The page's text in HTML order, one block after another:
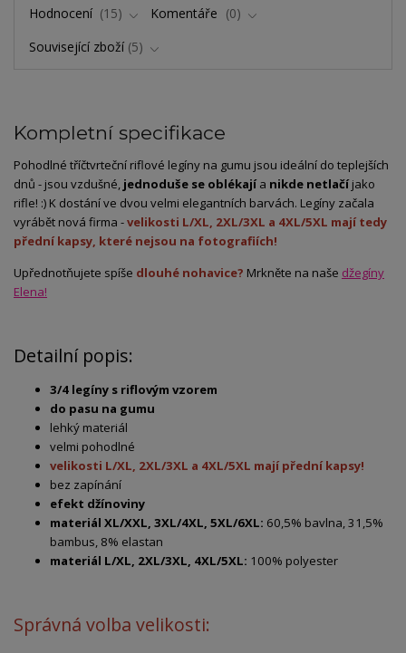
Hodnocení
15 Komentáře
0
Související zboží 5
Kompletní specifikace
Pohodlné tříčtvrteční riflové legíny na gumu jsou ideální do teplejších
dnů - jsou vzdušné, jednoduše se oblékajía nikde netlačíjako
rifle! :) K dostání ve dvou velmi elegantních barvách. Legíny začala
vyrábět nová firma -velikosti L/XL, 2XL/3XL a 4XL/5XL mají tedy
přední kapsy, které nejsou na fotografiích!
Upřednotňujete spíše dlouhé nohavice? Mrkněte na naše džegíny
Elena!
Detailní popis:
3/4 legíny s riflovým vzorem
do pasu na gumu
lehký materiál
velmi pohodlné
velikosti L/XL, 2XL/3XL a 4XL/5XL mají přední kapsy!
bez zapínání
efekt džínoviny
materiál XL/XXL, 3XL/4XL, 5XL/6XL: 60,5% bavlna, 31,5%
bambus, 8% elastan
materiál L/XL, 2XL/3XL, 4XL/5XL: 100% polyester
Správná volba velikosti: